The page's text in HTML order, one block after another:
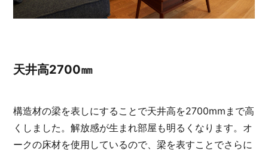
天井高2700㎜
構造材の梁を表しにすることで天井高を2700mmまで高
くしました。解放感が生まれ部屋も明るくなります。オ
ークの床材を使用しているので、梁を表すことでさらに